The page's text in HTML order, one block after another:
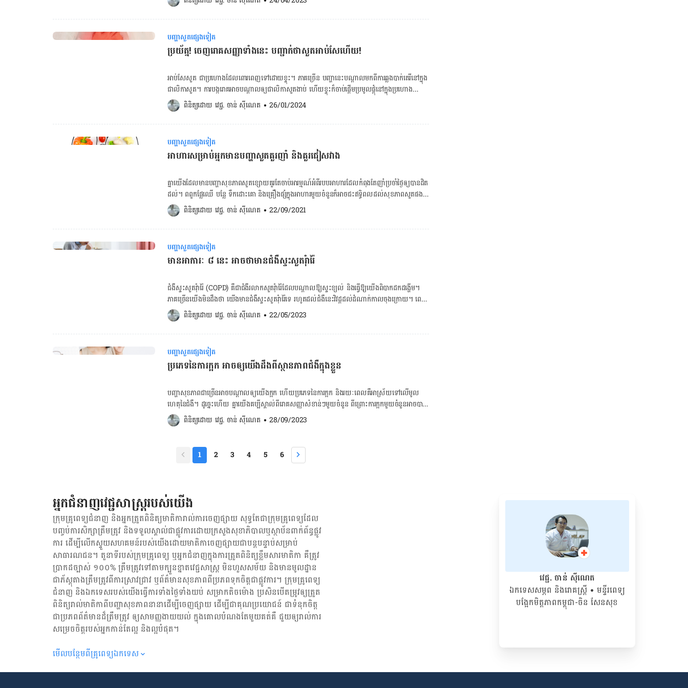
ដើម​។ ចង់គណនា BMR ចុចទីនេះ! ចង់គណនា BMI ចុចទីនេះ! ចង់គណនារង្វាស់ចង្វាក់បេះដូង ចុចទីនេះ!
ជំងឺ​ហឺត រលាក​ទង​សួត រលាក​​សួត […]
កុំ​ជក់​បារី ការ​ជក់​បារី​ជា​កត្តា​ចម្បង​បង្ក​ឲ្យ​កើត​ជំងឺ​មហារីក​សួត និង​ជំងឺ​ស្ទះ​សួត​រ៉ាំរ៉ៃ ហើយ​ផ្សែង​បារី​អាច​បង្រួម​រន្ធ​
ខ្យល់ និង​ធ្វើ​ឲ្យ​ពិបាក​ដក​ដង្ហើម។ ជក់​បារី​ក៏​បណ្ដាល​ឲ្យ​រលាក​រ៉ាំ​រ៉ៃ ឬ​ហើម​ក្នុង​សួត​ដែល​អាច​នាំ​ឲ្យ​មាន​ជំងឺ​រលាក​
ទង​សួត​រ៉ាំរ៉ៃ។ យូរ​ៗ ទៅ​ផ្សែង​បារី​បំផ្លាញ​ជាលិកា​សួត និង​អាច​បង្ក​ឲ្យ​មាន​ការ​ផ្លាស់​ប្ដូរ​ដែល​ក្លាយ​ទៅ​ជា​មហារីក។
ចង់គណនា BMR ចុចទីនេះ! ចង់គណនា BMI ចុចទីនេះ! ចង់គណនារង្វាស់ចង្វាក់បេះដូង ចុចទីនេះ! ចង់
ពិនិត្យសុខភាពប្រព័ន្ធរំលាយអាហារ ចុចទីនេះ! ២. ចៀសវាង​ការ​ប៉ះពាល់​សារធាតុ​ពុល ផ្សែង​បារី សារធាតុ​គីមី​
ច្រើន។ ម៉្យាង​វិញ​ទៀត យើង​គួរ​ចៀស​វាង​ការ​ធ្វើ​លំហាត់​ប្រាណ​ក្រៅ​ផ្ទះ​ចំ​ថ្ងៃ​មាន​ផ្សែង​ពុល​ច្រើន និង​​ត្រូវពាក់​ម៉ាស​
ដើម្បីការពារសុខភាព​ផ្លូវ​ដង្ហើម​ពី​ខ្យល់​កខ្វក់។ ៣. ហាត់​ប្រាណ មិន​ថា​យើង​ក្មេង ឬ​ចាស់ ធាត់ ឬ​ស្គម​នោះ​ទេ ការ​
ធ្វើ​សកម្មភាព​រាងកាយ ឬ​ហាត់​ប្រាណ​អាច​ជួយ​រក្សា​សុខភាព​ផ្លូវ​ដង្ហើម​ឲ្យ​មាន​សុខភាព​ល្អ​បាន។ ៤. ទប់​ស្កាត់​ការ​
ឆ្លង​មេរោគ មិន​ថា​ជំងឺ​ផ្ដាសាយ ឬ​ជំងឺ​ផ្លូវ​ដង្ហើម​ដទៃ ពិសេស​ឥឡូវ​នេះ​មាន​ការ​រាលដាល​ជំងឺ​កូវីដ-១៩ យើង​ត្រូវ​
ដុស​សម្អាត​ធ្មេញ​ឲ្យ​បាន​យ៉ាង​តិច២/ថ្ងៃ។ ការ​ធ្វើ​អនាម័យ​មាត់​ស្អាត អាច​ទប់​ស្កាត់​មេរោគ​បង្ក​ជា​ជំងឺ​បាន។ ចាក់​វ៉ាក់
សាំង​ការ​ពារ​ខ្លួន​ពី​ជំងឺ​តាម​ការ​ណែនាំ។ មើល​ថែ​សុខភាព​ខ្លួន​ឯង​ឲ្យ​បាន​ល្អ ក្នុង​ករណី​ឈឺ […]
បញ្ហាសួតផ្សេងទៀត
ប្រយ័ត្ន! ចេញ​រោគសញ្ញា​ទាំង​នេះ បញ្ជាក់​​​ថា​សួត​អាប់សែ​ហើយ!
អាប់សែ​សួត ជា​ប្រហោង​​​ដែល​ពោរពេញ​ទៅ​​ដោយ​ខ្ទុះ។ ​ភាគ​ច្រើន​ បញ្ហានេះបណ្ដាល​មក​​ពី​ការ​ឆ្លង​បាក់តេរី​នៅ​​ក្នុង​
ជាលិកា​សួត​។ ការ​បង្ក​រោគ​​អាច​បណ្ដាល​ឲ្យ​ជាលិកា​សួតងាប់​ ហើយ​ខ្ទុះ​ក៏​ចាប់ផ្ដើម​ប្រមូល​ផ្ដុំ​នៅ​ក្នុង​ប្រហោង​នោះ​។
ពិត​ណាស់ អាប់សែ​សួត​​​ពិបាក​​ក្នុង​ការ​ព្យាបាល​ ព្រម​ទាំង​អាច​បង្ក​គ្រោះថ្នាក់​ដល់​អាយុ​ជីវិត​ថែម​ទៀត​ផង​។
ប្រសិនបើ​​អាប់សែ​សួត​មាន​រយៈពេល​​ក្រោម​៤​ទៅ​៦​សប្ដាហ៍​ វា​ត្រូវ​បាន​ចាត់​ទុក​ថា​​ជា​អាប់សែ​សួត​ស្រួចស្រាល់​
ប៉ុន្តែ​បើ​លើស​ពី​នេះ អាច​ជា​អាប់សែ​សួត​រ៉ាំរ៉ៃ​។ រោគសញ្ញា​នៃ​អាប់សែ​សួត​ រោគសញ្ញា​ដែល​គួរ​ឲ្យ​កត់សម្គាល់​បំផុត​
នៃ​អាប់សែ​សួត​ គឺ​ក្អក​ស្លេស្ម​ ឬ​ក្អក​មាន​ឈាម​ ឬ​ដូច​ខ្ទុះ ព្រម​ទាំង​មាន​ក្លិន​មិន​ល្អ​។ រោគសញ្ញា​ដទៃ​ទៀត​រួម​មាន​៖
ខ្យល់​ដង្ហើម​មិន​ល្អ​ ក្ដៅ​ខ្លួន​​ចាប់​ពី​៣៨,៣​អង្សាសេ ឬ​លើស​ពី​នេះ​ ឈឺ​ទ្រូង​ ហត់ បែក​ញើស​ខ្លាំង​ជ្រុល ឬ​បែក​
ញើស​ពេល​យប់​ ស្រក​ទម្ងន់​ អស់កម្លាំង​ ចង់គណនា BMR ចុចទីនេះ! ចង់គណនា BMI ចុចទីនេះ! ចង់
បណ្ដាល​មក​ពី​មូលហេតុ​អ្វី​? ​អាប់សែ​សួត​អាច​ត្រូវ​បាន​បែងចែក​ជា​​អាប់សែ​ដែល​បង្ក​ដោយ​មេរោគ ឬ​បង្ក​ដោយ​កត្តា​
ផ្សេង​ទៀត​ ។ អាប់សែ​បង្ក​ដោយ​មេរោគ ការ​ញ៉ាំ​គ្រឿង​ស្រវឹង​​ច្រើន​ជ្រុល​ ក៏​អាច​ធ្វើ​ឲ្យ​យើង​ងាយ​កើត​ជំងឺ​អាប់សែ​
សួត​នេះ​ដែរ​ ពីព្រោះ​អ្នក​ដែល​ញ៉ាំ​គ្រឿង​ស្រវឹង​ច្រើន​ ឧស្សាហ៍​មាន​អាការៈ​ក្អួត និង​ប្រែប្រួល​កម្រិត​ស្មារតី។ ផល
វិបាក​ទាំង​នេះ​អាច​បង្កើន​ឱកាស​នៃ​ការ​ស្រូប​យក​ទឹក​ក្រពះ និង​បាក់តេរី​ទៅ​ក្នុង​សួត​ ជា​ហេតុ​នាំ​ឲ្យ​​មាន​ការ​ឆ្លង​មេរោគ​
រលាក​សួត ក៏​អាច​​នាំ​ឲ្យ​កើត​ជា​អាប់សែ​សួត​ដែល​បង្ក​ដោយ​មេរោគដូច​គ្នា​។ អាប់សែ​សួត​​បង្ក​ឡើង​ដោយ​កត្តា​ផ្សេង​
ៗ​ ចំពោះ​អាប់សែ​ប្រភេទ​​នេះ កើត​ឡើង​ដោយ​កត្តា​ផ្សេង​ៗ​​ក្រៅ​ពី​ការ​ឆ្លង​មេរោគ​​​ ដែល​ចាប់ផ្ដើម​ពី​ខាង​ក្នុង​សួត​តែ​ម្ដង​
ពិនិត្យដោយ វេជ្ជ. ចាន់ ស៊ីណេត • 26/01/2024
បញ្ហាសួតផ្សេងទៀត
អាហារ​សម្រាប់អ្នក​​មាន​បញ្ហា​​សួតគួរ​ញាំ​ និង​គួរ​ជៀស​វាង
គ្នា​យើង​ដែល​មាន​បញ្ហា​សុខភាព​សួត​ខ្សោយ​គួរ​តែ​ចាប់​​អារម្មណ៍​អំពី​របប​អាហារ​ដែល​កំពុង​តែ​ញាំ​ប្រចាំ​ថ្ងៃ​ឲ្យ​បាន​ដិត​
ដល់​។ ពពួក​ផ្លែ​ឈើ បន្លែ ទឹកដោះ​គោ​ និង​គ្រឿង​ផ្សំក្នុង​អាហារ​​មួយ​ចំនួន​ក៏​អាច​ជះ​ឥទ្ធិពល​ដល់​សុខភាព​សួត​ផង​
ដែរ។ ខាង​ក្រោម​នេះ​គឺ​ជា​របប​អាហារ​សម្រាប់​គ្នា​យើង​ដែល​មាន​បញ្ហា​សុខភាព​សួត​គួរ​តែ​ញាំ ​និង​មិន​គួរ​ញាំ៖
១.អាហារ​ល្អ​សម្រាប់​សុខភាព​សួត ផ្លែ​ប៉ោម៖ ផ្លែ​ប៉ោម​មាន​សារធាតុ​ប្រឆាំង​នឹង​អុកស៊ីតកម្ម quercetin ។ ផ្លែ​
ប៉ោម​​​អាច​ជួយ​សម្រួល​អាការៈ​ជំងឺ​សួត​ហើយ​ថែម​ទាំង​កាត់​បន្ថយ​ការ​ខូច​ខាត​សួត​ដែល​បណ្ដាល​មក​ពី​ការ​ជក់​បារីផង​
។ គ្នា​យើង​ដែល​ញ៉ាំ​ផ្លែ​ប៉ោម ៥ ផ្លែ​ឬ​ច្រើន​ជាង​នេះ​ក្នុង​មួយ​សប្ដាហ៍​ ក៏​ជួយ​កាត់​បន្ថយ​ការ​ហានិភ័យ​នៃ​ការ​វិវត្ត​ទៅ​
ជាជំងឺស្ទះដង្ហើមរ៉ាំរ៉ៃ ផង​ដែរ។ មើម​ឆៃថាវក្រហម៖មើម​ឆៃថាវ​ក្រហម​ផ្ដល់​អត្ថ​ប្រយោជន៍​ដល់​មុខ​ងារ​សួត បញ្ចុះ​
សម្ពាធ​ឈាម​ និង​បង្កើន​ការ​ស្រូប​យក​អុកស៊ីសែន​ផង​ដែរ។ ការណ៍​នេះ​ក៏​ដោយ​សារ​តែ​វា​សម្បូរ​ទៅ​ដោយ​វីតាមីន​
ដោយ​សារធាតុ​ carotenoids ដែល​មាន​ទំនាក់​ទំនង​ល្អ​​នឹង​មុខ​ងារ​សួត។ សារធាតុ​Carotenoids ក៏​មាន​
សារធាតុ​ប្រឆាំង​អុកស៊ីតកម្ម​ និង​ប្រឆាំង​ពី​ការ​រលាក​ផង​ដែរ។ ផ្លែ​ប៉េងប៉ោះ៖ គឺ​ជា​ប្រភព​បន្លែ​​សម្បូរ​ដោយ​សារធាតុ
lycopene និង​​សារធាតុ​carotenoid ដែលជួយ​​ឱ្យ​មុខ​ងារ​សួត​ប្រសើរ​ឡើង​ ហើយ​​ក៏​ជួយ​កាត់​បន្ថយ​អាការៈ​​នៃ​
ជំងឺ​សួត​ និង​ការ​រលាក​ផ្លូវ​ដង្ហើម។ បន្លែ​បៃតង៖ ដូច​ជា​ស្ពៃ​តឿ ផ្ទី​ និង​ខាត់​ណា ​ជា​ប្រភព​បន្លែ​ដែល​សម្បូរ​ដោយ
ជៀស​វាង​ប្រសិន​បើ​គ្នា​យើង​មាន​បញ្ហា​សួត អាហារ​ប្រៃ៖ សូដ្យូម​ ឬ​អំបិល អាច​បង្ក​ឲ្យ​ចាល់​សារធាតុ​រាវ​ក្នុង​រាង​
កាយ ដែល​អាច​នាំ​ឲ្យ​អ្នក​ជំងឺ​សួត​ឆាប់​ហត់​។ អ្នកមាន​ជំងឺ​សួត​គួរ​កម្រិត​ការ​ញ៉ាំអំបិល​ មិន​ត្រូវ​លើស​ពី​៣០០ មីលី​
ក្រាម​ក្នុង​មួយ​ពេល​ទេ។ ដូច​គ្នា​ដែរ គួរ​ពិនិត្យ​ស្លាក​សញ្ញា​រាយ​មុខគ្រឿង​ផ្សំ​លើ​ផលិត​ផល​ដែល​យើង​ទិញ​ញ៉ាំ ដើម្បី​
ដឹង​ច្បាស់​ថា​មិន​មាន​អំបិល​ច្រើន​។​ ផលិត​ផល​​ធ្វើ​ពី​ទឹក​ដោះ៖ ផលិត​ផល​ទាំង​នេះ​ធ្វើ​ឲ្យ​រាង​កាយ​បង្កើន​បរិមាណ​
ស្លេស្ម […]
ពិនិត្យដោយ វេជ្ជ. ចាន់ ស៊ីណេត • 22/09/2021
បញ្ហាសួតផ្សេងទៀត
មានអាការៈ ៨ នេះ អាចថាមានជំងឺស្ទះសួតរុំារ៉ៃ
ជំងឺស្ទះសួតរុំារ៉ៃ (COPD) គឺជាជំងឺរលាកសួតរុំារ៉ៃដែលបណ្តាលឱ្យស្ទះខ្យល់ និង​​ធ្វើឱ្យយើង​ពិបាក​ដក​ដង្ហើម។
ភាគច្រើនយើងមិនដឹងថា យើងមានជំងឺ​ស្ទះសួតរុំារ៉ៃទេ រហូតដល់ជំងឺ​នេះ​វិវដ្ដ​ដល់ដំណាក់កាលចុងក្រោយ។ ពេល
ខ្លះយើងគ្រាន់តែគិតថាយើងហត់ ឬមិនសូវមានកម្លាំង​ដោយសារ​យើង​ចាស់​​ជាងមុនប៉ុណ្ណោះ។ តើជំងឺស្ទះសួតររុំារ៉ៃ
មានអាការៈអ្វីខ្លះ? ស្វែងយល់ពីជំងឺហឺត ចុចទីនេះ កម្មវិធីពិនិត្យជំងឺបម្រុងទឹកនោមផ្អែមអនឡាញ ចង់គណនា
រង្វាស់ចង្វាក់បេះដូង ចុចទីនេះ! រោគសញ្ញា និងអាការៈរបស់ជំងឺស្ទះសួតរ៉ាំរ៉ៃអាចមានដូចជា៖ ហត់ជាពិសេស
អំឡុងពេលហាត់ប្រាណ ឮសូរសម្លេងពេលដកដង្ហើម តឹងទ្រូង ក្អករុំារ៉ៃដែលមានស្លេស្មថ្លា ពណ៌ស លឿង ឬ
បៃតង ឆ្លងមេរោគផ្លូវដង្ហើមញឹកញាប់ គ្មានកម្លាំង ស្រកទម្ងន់ដោយគ្មានមូលហេតុ ហើមកជើង ប្រអប់ជើង ឬជើង
[embed-health-tool-heart-rate] ការប៉ះពាល់នឹងសារធាតុដែលបំផ្លាញសួត និងផ្លូវដង្ហើមយូរអាច​
ការជក់បារី កុំជក់បារី ចៀសវាង​ការស្រូបផ្សែងបារី ចៀសវាង​ការប៉ះពាល់ ឬស្រូបផ្សែង ឬចំហាយគីមី ឬធូលីដី
ជាដើម ជំងឺស្ទះសួតរុំារ៉ៃព្យាបាលមិនជាទេ តែបើយើងសង្កេតថាមានរោគសញ្ញា ឬអាការៈដូចខាង​លើត្រូវ​ទៅ​ពិនិត្យ
ជាបន្ទាន់ ព្រោះការព្យាបាលជំងឺនៅដំណាក់​​ស្រាល ឬដំបូងអាចទប់ស្កាត់​ជំងឺពី​ការវិវឌ្ឍ​ទៅ​ជាធ្ងន់ធ្ងរ។ អត្ថបទពាក់
ព័ន្ធ៖ ព្រឺរងា ហៀរសំបោរ ល្ហិតល្ហៃពេលផ្តាសាយ មិនមែនដោយសារមេរោគទេ គឺព្រោះតែ… គ្រូពេទ្យ បក
ពិនិត្យដោយ វេជ្ជ. ចាន់ ស៊ីណេត • 22/05/2023
បញ្ហាសួតផ្សេងទៀត
ប្រភេទ​នៃ​ការ​ក្អក អាច​ឲ្យ​យើង​ដឹង​ពី​ស្ថានភាព​ជំងឺ​​​​​​​​​​​​​​​​​​​​​​​​​​​​​​​​​​​​​​​​​​​​​​​​​​​​​​​​​​​​ក្នុងខ្លួន
បញ្ហា​សុខភាព​ជា​ច្រើន​អាច​បណ្ដាល​ឲ្យ​យើង​ក្អក​ ហើយ​ប្រភេទ​នៃ​ការ​ក្អក​ និង​រយៈពេល​​គឺ​អាស្រ័យ​ទៅ​លើ​មូល
ហេតុ​នៃ​ជំងឺ​។ ដូច្នេះ​ហើយ​ គ្នា​យើង​គប្បី​ស្គាល់​ពី​រោគសញ្ញា​សំខាន់​ៗ​មួយ​ចំនួន ពីព្រោះ​ការ​ក្អក​មួយ​ចំនួន​​អាច​បាត់​
ទៅ​វិញ​ដោយ​ខ្លួន​ឯង ខណៈ​ដែល​ប្រភេទ​នៃ​ការ​ក្អក​ផ្សេង​ទៀត ត្រូវការ​ការ​ព្យាបាល​​ត្រឹម​ត្រូវ​​។ ១. ក្អក​ស្លេស្ម
អាការៈ​ក្អក​ស្លេស្ម​​ អាច​បណ្ដាល​មក​ពី​​ជំងឺ​រលាក​ទង​សួត ដោយ​សារ​តែ​ផ្លូវ​ដង្ហើម​មាន​សភាព​ហើម​ និង​បង្កើត​ជា​
ផ្ដាសាយ ដែល​ហៅថា​ជំងឺ​រលាក​ទង​សួត​ស្រួចស្រាល់។ យ៉ាង​ណា​មិញ យើង​អាច​នឹង​មិន​​មាន​ក្អក​ស្លេស្ម​នៅ​ប៉ុន្មាន​
ថ្ងៃ​ដំបូង​​នៃ​ការ​ឆ្លង​មេរោគ​រលាក​ទង​សួត​ឡើយ​។ ២. ក្អក​ស្លេស្ម​​រ៉ាំរ៉ៃ​ ប្រសិនបើ​យើង​ក្អក​ស្លេស្ម​រយៈពេល​ច្រើន​ថ្ងៃ​
៣. ក្អក​ស្លេស្ម​ និង​គ្រុន​ក្ដៅ​ ​​​​​ជាមួយ​គ្នា​នេះ​ដែរ ការ​ក្អក​ស្លេស្ម​ក៏​អាច​ជា​រោគសញ្ញា​នៃ​ជំងឺ​រលាក​សួត​​ផង​ដែរ​។ រោគ
សញ្ញា​នៃ​ជំងឺ​រលាក​សួត​ដទៃ​ទៀត​មាន​ដូចជា​គ្រុន​ក្ដៅ គ្រុន​រងា និង​ដកដង្ហើម​ខ្លី​ៗ​។ ស្លេស្ម​អាច​មាន​ពណ៌​បៃតង
លឿង​ ឬ​មាន​ឈាម​។ ប្រសិនបើ​យើង​សង្ស័យ​ថា​កើត​ជំងឺ​រលាក​សួត​ ចូរ​ពិគ្រោះ​យោបល់​ជាមួយ​នឹង​គ្រូពេទ្យ​ភ្លាម​ៗ​
។ ចង់គណនា BMR ចុចទីនេះ! ចង់គណនា BMI ចុចទីនេះ! ចង់គណនារង្វាស់ចង្វាក់បេះដូង ចុចទីនេះ! ចង់
ពិនិត្យសុខភាពប្រព័ន្ធរំលាយអាហារ ចុចទីនេះ! ៤. ក្អក​បណ្ដាល​មក​ពី​ជក់​បារី អាការៈ​ក្អក​ដែល​ពាក់ព័ន្ធ​នឹង​ស្លេស្ម​
ច្រើន​ អាច​ជា​រោគសញ្ញា​ទូទៅ​នៃ​ជំងឺ​ស្ទះ​​ផ្លូវ​ដង្ហើម​​រ៉ាំរ៉ៃ។ នៅ​ក្នុង​ករណី​នេះ យើង​អាច​មាន​បញ្ហា​ក្នុង​ការ​ដកដង្ហើម​
ដោយ​សារ​តែ​​ផ្លូវ​ដង្ហើម​ស្ទះ​។ រោគ​សញ្ញា​ដទៃ​ទៀត​ រួម​មាន​តឹង​ទ្រូង កណ្ដាស់​ និង​ដកដង្ហើម​ខ្លី​ៗ។ [embed-
health-tool-bmr] ៥. ក្អក​ និង​ជូរ​មាត់​ ប្រសិនបើ​យើង​ក្អក​ ព្រម​ទាំង​មាន​អារម្មណ៍​ថា​​មាន​រសជាតិ​ជូរ​ក្នុង​មាត់​​
ដែល​មាន​រយៈពេល​ពីរ​ ឬ​ច្រើន​ខែ វា​អាច​ជា​សញ្ញា​នៃ​ជំងឺ​ច្រាល​ទឹក​ក្រពះ។ […]
ពិនិត្យដោយ វេជ្ជ. ចាន់ ស៊ីណេត • 28/09/2023
1 2 3 4 5 6
អ្នកជំនាញវេជ្ជសាស្ត្ររបស់យើង
ក្រុមគ្រូពេទ្យជំនាញ និង​អ្នក​ត្រួតពិនិត្យ​មាតិការាល់ការចេញផ្សាយ សុទ្ធតែជា​ក្រុម​គ្រូពេទ្យ​ដែល​
បញ្ចប់ការសិក្សាត្រឹមត្រូវ និង​ទទួល​ស្គាល់​ជាផ្លូវការ​ដោយ​ក្រសួងសុខាភិបាលឬស្ថាប័ន​ពាក់ព័ន្ធ​ផ្លូវ
ការ ដើម្បីលើកស្ទួយ​សហគមន៍​របស់យើង​ដោយ​មាតិកា​ចេញផ្សាយជាបន្តបន្ទាប់សម្រាប់
សាធារណជន។ តួនាទីរបស់​ក្រុមគ្រូពេទ្យ ឬ​អ្នក​ជំនាញ​ក្នុងការ​ត្រួតពិនិត្យ​ខ្លឹមសារ​មាតិកា គឺ​ត្រូវ​
ប្រាកដ​ច្បាស់ ១០០% ត្រឹមត្រូវ​ទៅតាម​ក្បួនខ្នាតវេជ្ជសាស្ត្រ មិនហួសសម័យ និង​មានមូលដ្ឋាន​
ជា​ភ័ស្តុតាង​ត្រឹមត្រូវ​ពី​ការ​ស្រាវជ្រាវ ឬ​ព័ត៌មាន​សុខភាព​ពី​ប្រភព​ទុកចិត្ត​ជាផ្លូវការ។ ក្រុមគ្រូពេទ្យ
ជំនាញ និង​ឯកទេស​របស់យើង​ធ្វើការ​ទាំង​ថ្ងៃទាំងយប់ សម្រាក​តិចម៉ោង ប្រសិន​បើ​តម្រូវ​ឲ្យ​ត្រួត
ពិនិត្យ​រាល់​មាតិកា​ពី​បញ្ហា​សុខភាព​នានា​ដើម្បី​ចេញ​ផ្សាយ ដើម្បី​ជា​គុណប្រយោជន៍ ជា​ទំនុកចិត្ត
ជា​ប្រភព​ព័ត៌មាន​ដ៏​ត្រឹមត្រូវ ឲ្យសាមញ្ញ​ងាយយល់ ក្នុងគោលបំណង​តែមួយ​គត់​គឺ ជួយ​ឲ្យ​រាល់ការ
សម្រេចចិត្ត​របស់​អ្នក​កាន់តែ​ល្អ និង​ល្អ​បំផុត។
មើល​បន្ថែម​ពី​គ្រូពេទ្យ​ឯកទេស
វេជ្ជ. ចាន់ ស៊ីណេត
ឯកទេសសម្ភព និងរោគស្ត្រី• ម​ន្ទីរពេទ្យ
បង្អែកមិត្តភាពកម្ពុជា-ចិន សែនសុខ